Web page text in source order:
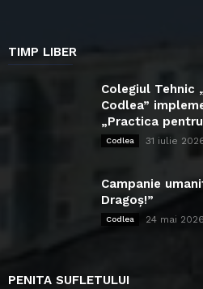
TIMP LIBER
Colegiul Tehnic
Codlea”
„Practica
Codlea 31 iulie
Campanie
Dragoș!”
Codlea 24 mai 2026
PENITA SUFLETULUI